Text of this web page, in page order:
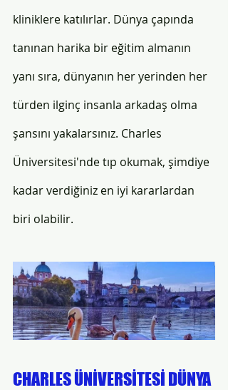
kliniklere katılırlar. Dünya çapında
tanınan harika bir eğitim almanın
yanı sıra, dünyanın her yerinden her
türden ilginç insanla arkadaş olma
şansını yakalarsınız. Charles
Üniversitesi'nde tıp okumak, şimdiye
kadar verdiğiniz en iyi kararlardan
biri olabilir.
CHARLES ÜNİVERSİTESİ DÜNYA